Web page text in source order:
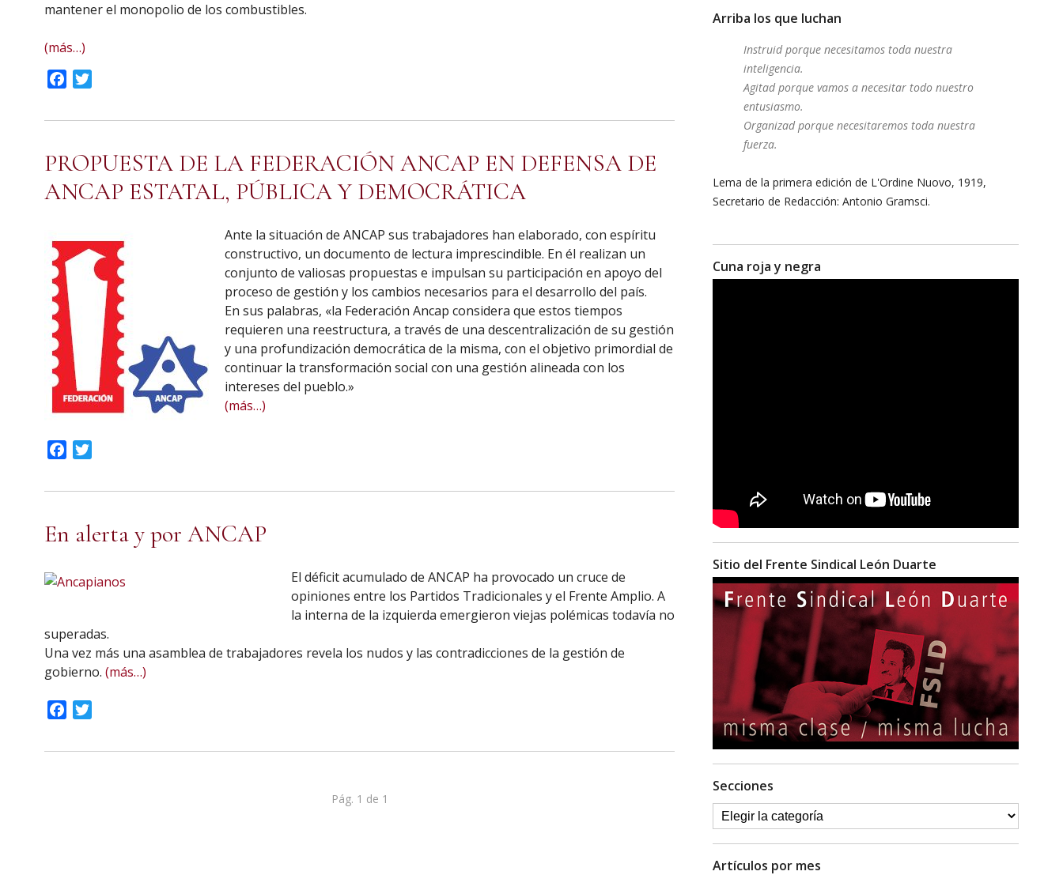
mantener el monopolio de los combustibles.
(más…)
Facebook
PROPUESTA DE LA FEDERACIÓN ANCAP EN DEFENSA DE
ANCAP ESTATAL, PÚBLICA Y DEMOCRÁTICA
Ante la situación de ANCAP sus trabajadores han elaborado, con espíritu
constructivo, un documento de lectura imprescindible. En él realizan un
conjunto de valiosas propuestas e impulsan su participación en apoyo del
proceso de gestión y los cambios necesarios para el desarrollo del país.
En sus palabras, «la Federación Ancap considera que estos tiempos
requieren una reestructura, a través de una descentralización de su gestión
y una profundización democrática de la misma, con el objetivo primordial de
continuar la transformación social con una gestión alineada con los
intereses del pueblo.»
(más…)
Facebook
En alerta y por ANCAP
El déficit acumulado de ANCAP ha provocado un cruce de
opiniones entre los Partidos Tradicionales y el Frente Amplio. A
la interna de la izquierda emergieron viejas polémicas todavía no
superadas.
Una vez más una asamblea de trabajadores revela los nudos y las contradicciones de la gestión de
gobierno. (más…)
Facebook
Pág. 1 de 1
Arriba los que luchan
Instruid porque necesitamos toda nuestra
inteligencia.
Agitad porque vamos a necesitar todo nuestro
entusiasmo.
Organizad porque necesitaremos toda nuestra
fuerza.
Lema de la primera edición de L'Ordine Nuovo, 1919,
Secretario de Redacción: Antonio Gramsci.
Cuna roja y negra
Sitio del Frente Sindical León Duarte
Secciones
Artículos por mes